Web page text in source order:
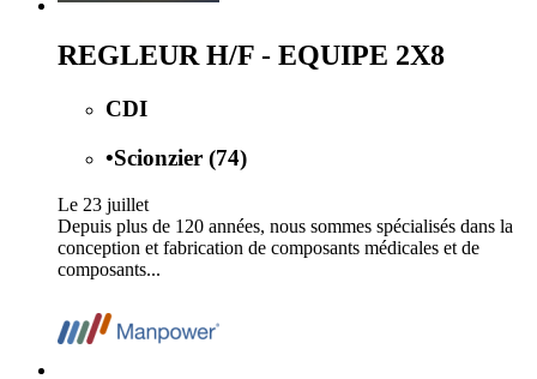
REGLEUR H/F - EQUIPE 2X8
CDI
•Scionzier (74)
Le 23 juillet
Depuis plus de 120 années, nous sommes spécialisés dans la
conception et fabrication de composants médicales et de
composants...